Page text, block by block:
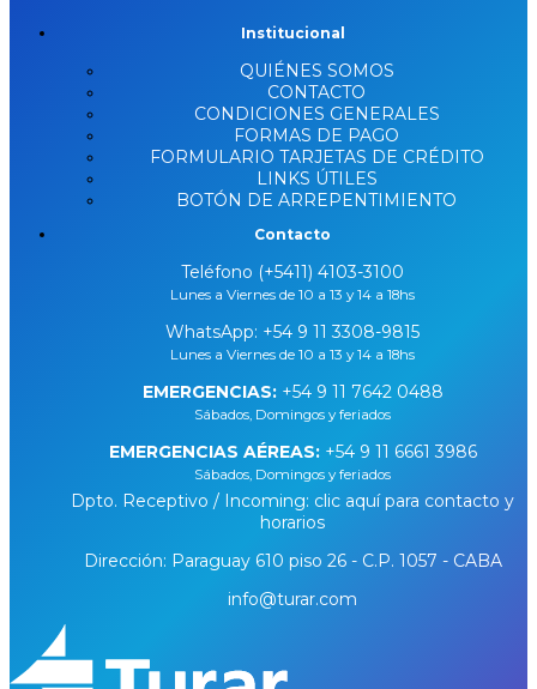
Institucional
QUIÉNES SOMOS
CONTACTO
CONDICIONES GENERALES
FORMAS DE PAGO
FORMULARIO TARJETAS DE CRÉDITO
LINKS ÚTILES
BOTÓN DE ARREPENTIMIENTO
Contacto
Teléfono (+5411) 4103-3100
Lunes a Viernes de 10 a 13 y 14 a 18hs
WhatsApp: +54 9 11 3308-9815
Lunes a Viernes de 10 a 13 y 14 a 18hs
EMERGENCIAS: +54 9 11 7642 0488
Sábados, Domingos y feriados
EMERGENCIAS AÉREAS: +54 9 11 6661 3986
Sábados, Domingos y feriados
Dpto. Receptivo / Incoming: clic aquí para contacto y
horarios
Dirección: Paraguay 610 piso 26 - C.P. 1057 - CABA
info@turar.com